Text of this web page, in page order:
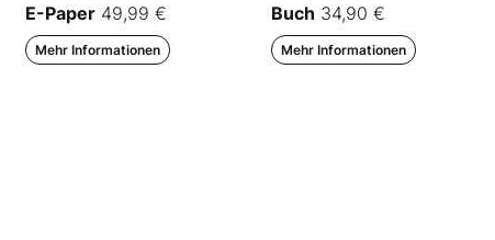
E-Paper 49,99 €
Mehr Informationen
Buch 34,90 €
Mehr Informationen